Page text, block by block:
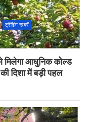
ट्रेंडिंग खबरें
मिलेगा आधुनिक कोल्ड
दिशा में बड़ी पहल